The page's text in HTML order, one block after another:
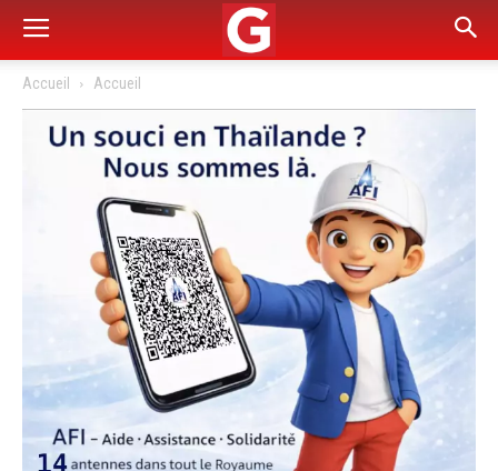
Accueil Accueil